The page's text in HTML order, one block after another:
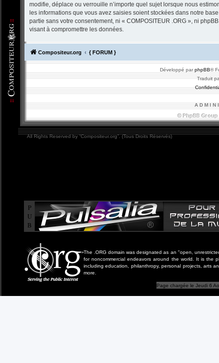
modifie, déplace ou verrouille n’importe quel sujet lorsque nous
les informations que vous avez saisies soient stockées dans notre
partie sans votre consentement, ni « COMPOSITEUR .ORG », ni
visant à compromettre les données.
Compositeur.org { FORUM }
Développé parphpBB®
Traduit
A D M I N
All Rights Reserved by “Compositeur.org”. (Tous Droits Réservés)
P
U
B
The .ORG domain was designated as an "open,
for noncommercial endeavors around the world. It is the
including education, philanthropy, personal projects, arts
more.
Page chargée le Jeudi 6